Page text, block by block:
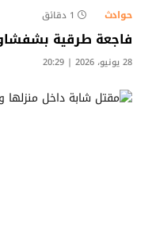
حوادث 1 دقائق
​فاجعة طرقية
28 يونيو، 2026 | 20:29